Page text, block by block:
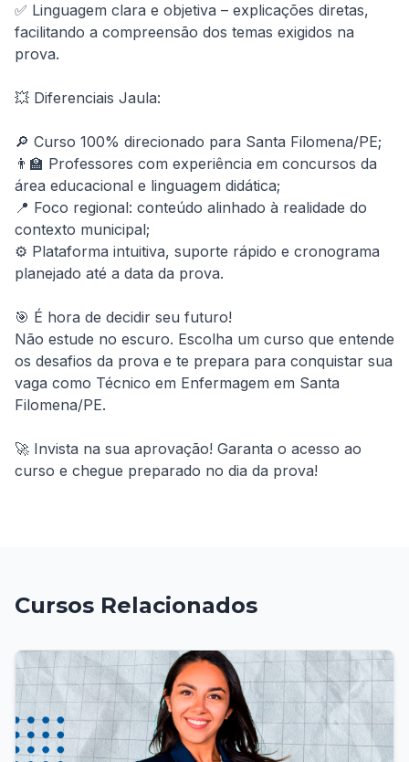
✅ Linguagem clara e objetiva – explicações diretas,
facilitando a compreensão dos temas exigidos na
prova.
💥 Diferenciais Jaula:
🔎 Curso 100% direcionado para Santa Filomena/PE;
👨‍🏫 Professores com experiência em concursos da
área educacional e linguagem didática;
📍 Foco regional: conteúdo alinhado à realidade do
contexto municipal;
⚙️ Plataforma intuitiva, suporte rápido e cronograma
planejado até a data da prova.
🎯 É hora de decidir seu futuro!
Não estude no escuro. Escolha um curso que entende
os desafios da prova e te prepara para conquistar sua
vaga como Técnico em Enfermagem em Santa
Filomena/PE.
🚀 Invista na sua aprovação! Garanta o acesso ao
curso e chegue preparado no dia da prova!
Cursos Relacionados